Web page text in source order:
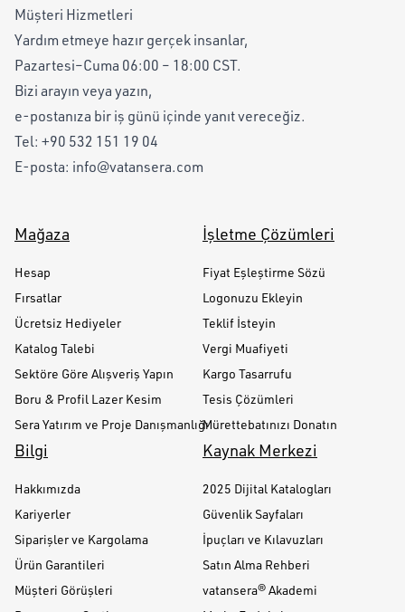
Müşteri Hizmetleri
Yardım etmeye hazır gerçek insanlar,
Pazartesi–Cuma 06:00 – 18:00 CST.
Bizi arayın veya yazın,
e-postanıza bir iş günü içinde yanıt vereceğiz.
Tel: +90 532 151 19 04
E-posta: info@vatansera.com
Mağaza
Hesap
Fırsatlar
Ücretsiz Hediyeler
Katalog Talebi
Sektöre Göre Alışveriş Yapın
Boru & Profil Lazer Kesim
Sera Yatırım ve Proje Danışmanlığı
İşletme Çözümleri
Fiyat Eşleştirme Sözü
Logonuzu Ekleyin
Teklif İsteyin
Vergi Muafiyeti
Kargo Tasarrufu
Tesis Çözümleri
Mürettebatınızı Donatın
Bilgi
Hakkımızda
Kariyerler
Siparişler ve Kargolama
Ürün Garantileri
Müşteri Görüşleri
Kaynak Merkezi
2025 Dijital Katalogları
Güvenlik Sayfaları
İpuçları ve Kılavuzları
Satın Alma Rehberi
vatansera® Akademi